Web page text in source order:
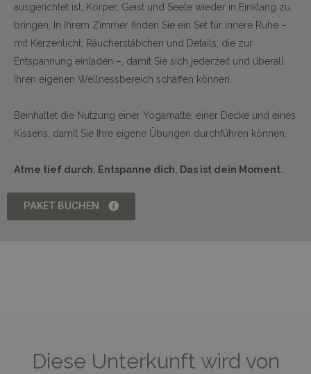
ausgerichtet ist, Körper, Geist und Seele wieder in Einklang zu
bringen. In Ihrem Zimmer finden Sie ein Set für innere Ruhe –
mit Kerzenlicht, Räucherstäbchen und Details, die zur
Entspannung einladen –, damit Sie sich jederzeit und überall
Ihren eigenen Wellnessbereich schaffen können.
Beinhaltet die Nutzung einer Yogamatte, einer Decke und eines
Kissens, damit Sie Ihre eigene Übungen durchführen können.
Atme tief durch. Entspanne dich. Das ist dein Moment.
PAKET BUCHEN
Diese Unterkunft wird von